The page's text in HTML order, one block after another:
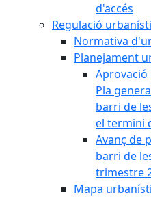
d'accés
Regulació
Normativa
Planejament
Aprovació
Pla
barri de
el termini
Avanç de
barri de
trimestre
Mapa